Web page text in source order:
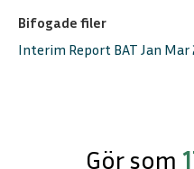
Bifogade filer
Interim Report BAT Jan Mar
Gör som